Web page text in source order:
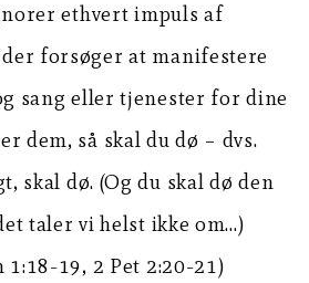
ethvert impuls af
forsøger at manifestere
sang eller tjenester for dine
dem, så skal du dø – dvs.
skal dø. (Og du skal dø den
taler vi helst ikke om…)
1:18-19, 2 Pet 2:20-21)